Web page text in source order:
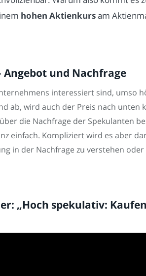
hohen Aktienkursam
Angebot und Nachfrage
interessiert sind, umso
ab, wird auch der Preis nach unten
die Nachfrage der Spekulanten
einfach. Kompliziert wird es aber
in der Nachfrage zu verstehen oder
„Hoch spekulativ: